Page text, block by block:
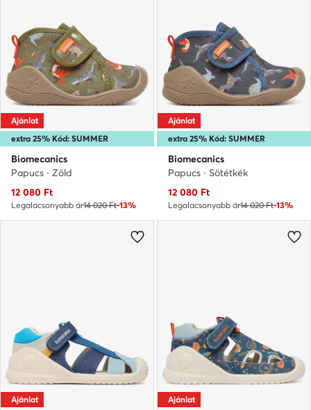
extra 25% Kód: SUMMER
Ajánlat
Biomecanics
Papucs · Zöld
Aktuális ár
12 080 Ft
Legalacsonyabb ár14 020 Ft-13%
extra 25% Kód: SUMMER
Ajánlat
Biomecanics
Papucs · Sötétkék
Aktuális ár
12 080 Ft
Legalacsonyabb ár14 020 Ft-13%
Ajánlat Ajánlat